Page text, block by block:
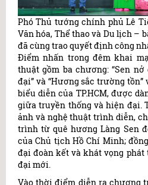
Phó Thủ tướng chính phủ Lê
Văn hóa, Thể thao và Du lịch –
đã cùng trao quyết định công
Điểm nhấn trong đêm khai
thuật gồm ba chương: “Sen nở
đại” và “Hương sắc trường
biểu diễn của TP.HCM, được
giữa truyền thống và hiện đại.
ảnh và nghệ thuật trình diễn,
trình từ quê hương Làng Sen
của Chủ tịch Hồ Chí Minh;
đại đoàn kết và khát vọng
đại mới.
Vào thời điểm diễn ra chương